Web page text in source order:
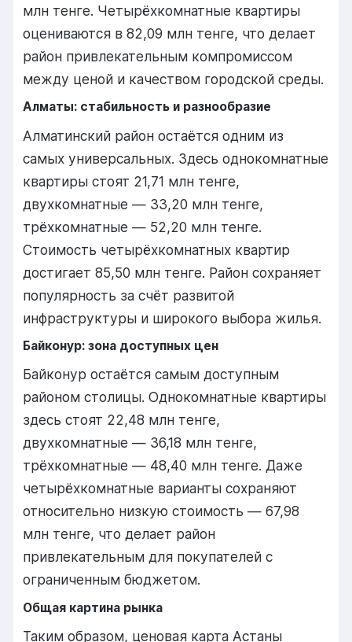
млн тенге. Четырёхкомнатные квартиры
оцениваются в 82,09 млн тенге, что делает
район привлекательным компромиссом
между ценой и качеством городской среды.
Алматы: стабильность и разнообразие
Алматинский район остаётся одним из
самых универсальных. Здесь однокомнатные
квартиры стоят 21,71 млн тенге,
двухкомнатные — 33,20 млн тенге,
трёхкомнатные — 52,20 млн тенге.
Стоимость четырёхкомнатных квартир
достигает 85,50 млн тенге. Район сохраняет
популярность за счёт развитой
инфраструктуры и широкого выбора жилья.
Байконур: зона доступных цен
Байконур остаётся самым доступным
районом столицы. Однокомнатные квартиры
здесь стоят 22,48 млн тенге,
двухкомнатные — 36,18 млн тенге,
трёхкомнатные — 48,40 млн тенге. Даже
четырёхкомнатные варианты сохраняют
относительно низкую стоимость — 67,98
млн тенге, что делает район
привлекательным для покупателей с
ограниченным бюджетом.
Общая картина рынка
Таким образом, ценовая карта Астаны